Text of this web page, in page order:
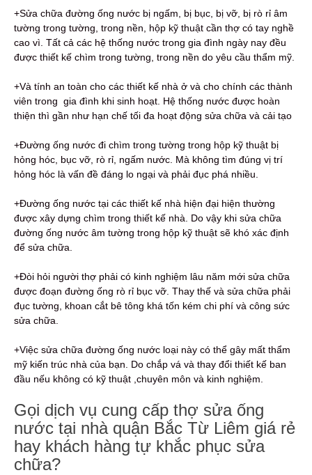
+Sửa chữa đường ống nước bị ngấm, bị bục, bị vỡ, bị rò rỉ âm
tường trong tường, trong nền, hộp kỹ thuật cần thợ có tay nghề
cao vì. Tất cả các hệ thống nước trong gia đình ngày nay đều
được thiết kế chìm trong tường, trong nền do yêu cầu thẩm mỹ.
+Và tính an toàn cho các thiết kế nhà ở và cho chính các thành
viên trong gia đình khi sinh hoạt. Hệ thống nước được hoàn
thiện thì gần như hạn chế tối đa hoạt động sửa chữa và cải tạo
+Đường ống nước đi chìm trong tường trong hộp kỹ thuật bị
hỏng hóc, bục vỡ, rò rỉ, ngấm nước. Mà không tìm đúng vị trí
hỏng hóc là vấn đề đáng lo ngại và phải đục phá nhiều.
+Đường ống nước tại các thiết kế nhà hiện đại hiện thường
được xây dựng chìm trong thiết kế nhà. Do vậy khi sửa chữa
đường ống nước âm tường trong hộp kỹ thuật sẽ khó xác định
để sửa chữa.
+Đòi hỏi người thợ phải có kinh nghiệm lâu năm mới sửa chữa
được đoạn đường ống rò rỉ bục vỡ. Thay thế và sửa chữa phải
đục tường, khoan cắt bê tông khá tốn kém chi phí và công sức
sửa chữa.
+Việc sửa chữa đường ống nước loại này có thể gây mất thẩm
mỹ kiến trúc nhà của bạn. Do chắp vá và thay đổi thiết kế ban
đầu nếu không có kỹ thuật ,chuyên môn và kinh nghiệm.
Gọi dịch vụ cung cấp thợ sửa ống
nước tại nhà quận Bắc Từ Liêm giá rẻ
hay khách hàng tự khắc phục sửa
chữa?